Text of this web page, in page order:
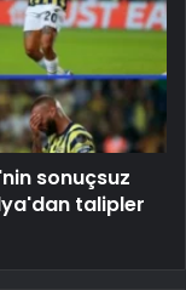
sonuçsuz
talipler